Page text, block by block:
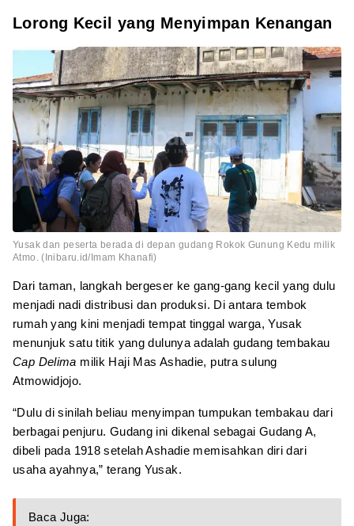
Lorong Kecil yang Menyimpan Kenangan
Yusak dan peserta berada di depan gudang Rokok Gunung Kedu milik
Atmo. (Inibaru.id/Imam Khanafi)
Dari taman, langkah bergeser ke gang-gang kecil yang dulu
menjadi nadi distribusi dan produksi. Di antara tembok
rumah yang kini menjadi tempat tinggal warga, Yusak
menunjuk satu titik yang dulunya adalah gudang tembakau
Cap Delima milik Haji Mas Ashadie, putra sulung
Atmowidjojo.
“Dulu di sinilah beliau menyimpan tumpukan tembakau dari
berbagai penjuru. Gudang ini dikenal sebagai Gudang A,
dibeli pada 1918 setelah Ashadie memisahkan diri dari
usaha ayahnya,” terang Yusak.
Baca Juga: